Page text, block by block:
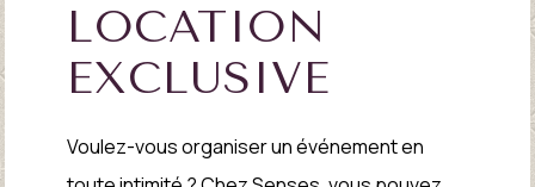
LOCATION
EXCLUSIVE
Voulez-vous organiser un événement en